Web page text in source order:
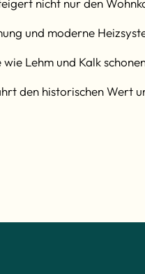
nicht nur den
und moderne
Lehm und Kalk
den historischen Wert